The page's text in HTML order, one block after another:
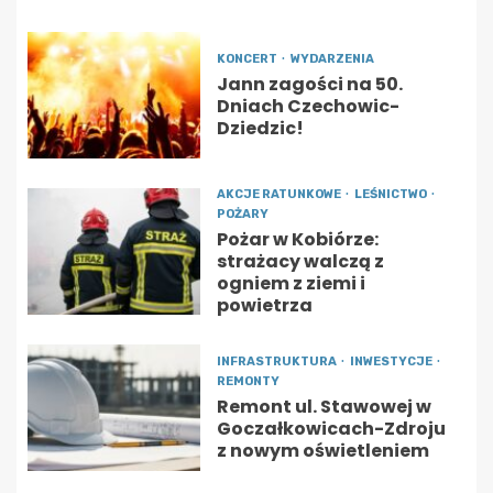
KONCERT WYDARZENIA
Jann zagości na 50.
Dniach Czechowic-
Dziedzic!
AKCJE RATUNKOWE
LEŚNICTWO
POŻARY
Pożar w Kobiórze:
strażacy walczą z
ogniem z ziemi i
powietrza
INFRASTRUKTURA
INWESTYCJE
REMONTY
Remont ul. Stawowej w
Goczałkowicach-Zdroju
z nowym oświetleniem